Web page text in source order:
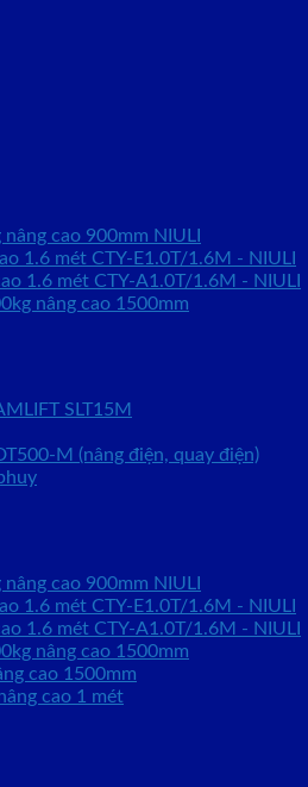
cao 900mm NIULI
1.6 mét CTY-E1.0T/1.6M - NIULI
1.6 mét CTY-A1.0T/1.6M - NIULI
nâng cao 1500mm
SLT15M
M (nâng điện, quay điện)
cao 900mm NIULI
1.6 mét CTY-E1.0T/1.6M - NIULI
1.6 mét CTY-A1.0T/1.6M - NIULI
nâng cao 1500mm
cao 1500mm
cao 1 mét